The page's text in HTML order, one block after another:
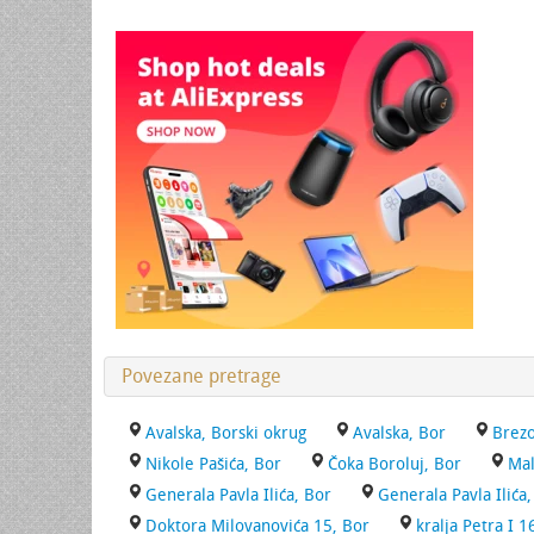
Povezane pretrage
Avalska, Borski okrug Avalska, Bor
Nikole Pašića, Bor
Čoka Boroluj, Bor
Generala Pavla Ilića, Bor
Generala Pavla
Doktora Milovanovića 15, Bor
kralja Petra I